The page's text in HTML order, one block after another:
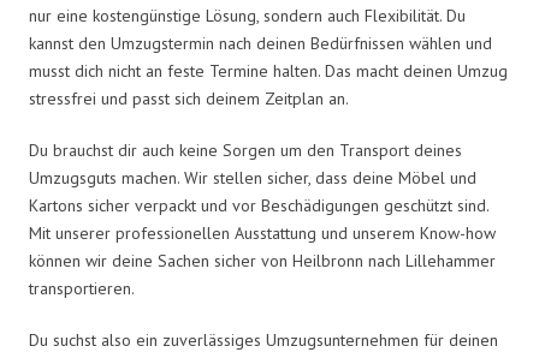
nur eine kostengünstige Lösung, sondern auch Flexibilität. Du
kannst den Umzugstermin nach deinen Bedürfnissen wählen und
musst dich nicht an feste Termine halten. Das macht deinen Umzug
stressfrei und passt sich deinem Zeitplan an.
Du brauchst dir auch keine Sorgen um den Transport deines
Umzugsguts machen. Wir stellen sicher, dass deine Möbel und
Kartons sicher verpackt und vor Beschädigungen geschützt sind.
Mit unserer professionellen Ausstattung und unserem Know-how
können wir deine Sachen sicher von Heilbronn nach Lillehammer
transportieren.
Du suchst also ein zuverlässiges Umzugsunternehmen für deinen